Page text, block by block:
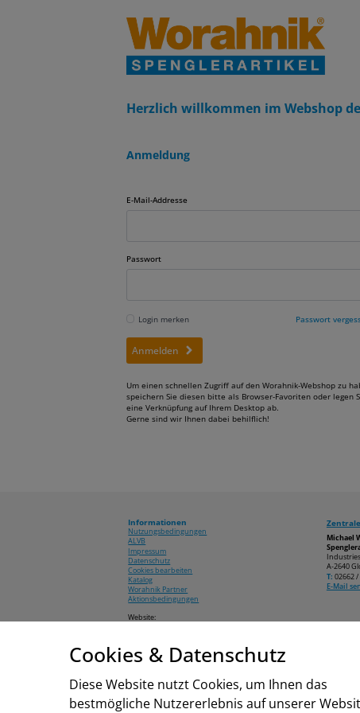
Herzlich willkommen im Webshop
Anmeldung
E-Mail-Addresse
Passwort
Login merken Passwort
Anmelden
Um einen schnellen Zugriff auf den Worahnik-Webshop zu
speichern Sie diesen bitte als Browser-Favoriten oder legen
eine Verknüpfung auf Ihrem Desktop ab.
Gerne sind wir Ihnen dabei behilflich!
Informationen
Nutzungsbedingungen
ALVB
Impressum
Datenschutz
Cookies bearbeiten
Katalog
Worahnik Partner
Aktionsbedingungen
Website:
Michael
A-2640
T: 02662 /
E-Mail
Cookies & Datenschutz
Diese Website nutzt Cookies, um Ihnen das
bestmögliche Nutzererlebnis auf unserer